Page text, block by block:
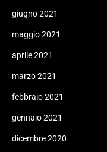
giugno 2021
maggio 2021
aprile 2021
marzo 2021
febbraio 2021
gennaio 2021
dicembre 2020